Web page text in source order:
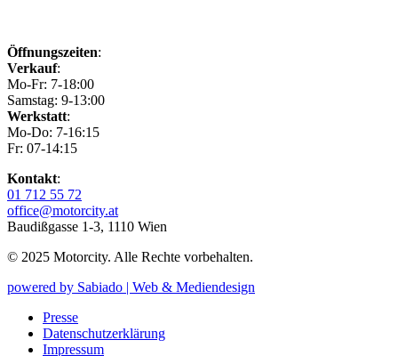
Öffnungszeiten:
Verkauf:
Mo-Fr: 7-18:00
Samstag: 9-13:00
Werkstatt:
Mo-Do: 7-16:15
Fr: 07-14:15
Kontakt:
01 712 55 72
office@motorcity.at
Baudißgasse 1-3, 1110 Wien
© 2025 Motorcity. Alle Rechte vorbehalten.
powered by Sabiado | Web & Mediendesign
Presse
Datenschutzerklärung
Impressum